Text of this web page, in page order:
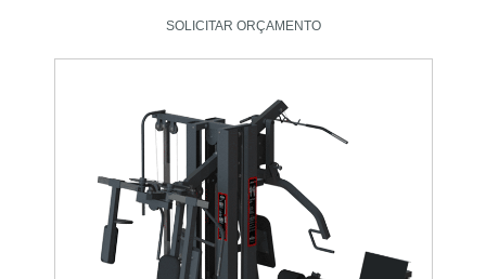
SOLICITAR ORÇAMENTO